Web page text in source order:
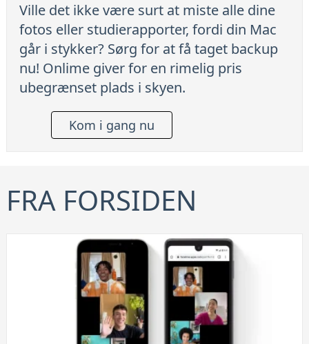
Ville det ikke være surt at miste alle dine
fotos eller studierapporter, fordi din Mac
går i stykker? Sørg for at få taget backup
nu! Onlime giver for en rimelig pris
ubegrænset plads i skyen.
Kom i gang nu
FRA FORSIDEN